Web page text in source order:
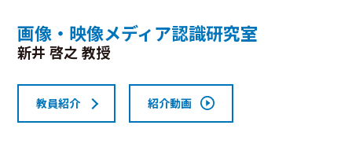
画像・映像メディア認識研究室
新井 啓之 教授
教員紹介 紹介動画